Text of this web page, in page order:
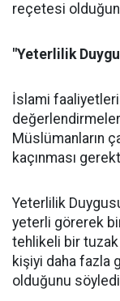
reçetesi
"Yeterlilik
İslami
Müslümanların
kaçınması
Yeterlilik
yeterli görerek
tehlikeli bir
kişiyi daha fazla
olduğunu